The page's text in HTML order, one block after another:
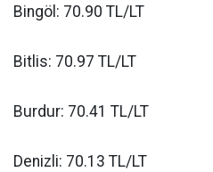
Bingöl: 70.90 TL/LT
Bitlis: 70.97 TL/LT
Burdur: 70.41 TL/LT
Denizli: 70.13 TL/LT